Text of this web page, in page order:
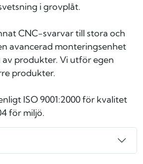
i grovplåt.
CNC-svarvar till stora och
avancerad monteringsenhet
produkter. Vi utför egen
produkter.
ISO 9001:2000 för kvalitet
för miljö.